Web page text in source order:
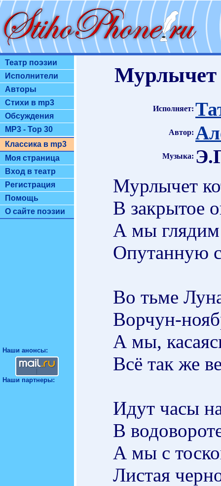
Театр поэзии
Исполнители
Авторы
Стихи в mp3
Обсуждения
MP3 - Top 30
Классика в mp3
Моя страница
Вход в театр
Регистрация
Помощь
О сайте поэзии
Наши анонсы:
Наши партнеры:
Мурлычет
Исполняет:
Автор:
Музыка:
Мурлычет
В закрытое
А мы глядим
Опутанную
Во тьме
Ворчун-
А мы,
Всё так же
Идут часы
В
А мы с
Листая